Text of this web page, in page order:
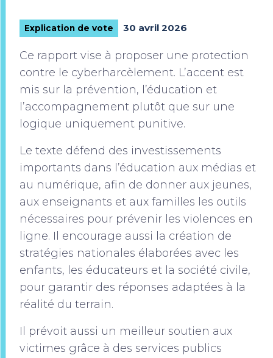
Explication de vote 30 avril 2026
Ce rapport vise à proposer une protection
contre le cyberharcèlement. L’accent est
mis sur la prévention, l’éducation et
l’accompagnement plutôt que sur une
logique uniquement punitive.
Le texte défend des investissements
importants dans l’éducation aux médias et
au numérique, afin de donner aux jeunes,
aux enseignants et aux familles les outils
nécessaires pour prévenir les violences en
ligne. Il encourage aussi la création de
stratégies nationales élaborées avec les
enfants, les éducateurs et la société civile,
pour garantir des réponses adaptées à la
réalité du terrain.
Il prévoit aussi un meilleur soutien aux
victimes grâce à des services publics